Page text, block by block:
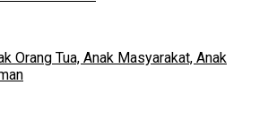
Orang Tua, Anak Masyarakat, Anak